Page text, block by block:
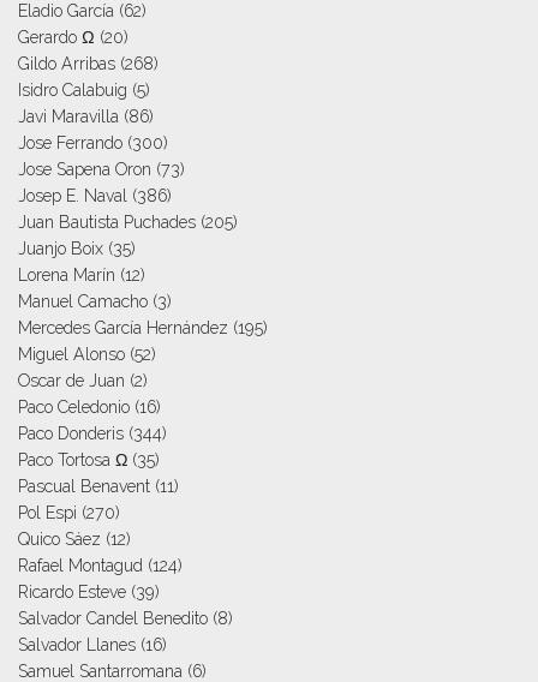
Eladio García (62)
Gerardo Ω (20)
Gildo Arribas (268)
Isidro Calabuig (5)
Javi Maravilla (86)
Jose Ferrando (300)
Jose Sapena Oron (73)
Josep E. Naval
(386)
Juan Bautista Puchades (205)
Juanjo Boix (35)
Lorena Marín (12)
Manuel Camacho (3)
Mercedes García Hernández (195)
Miguel Alonso (52)
Oscar de Juan (2)
Paco Celedonio (16)
Paco Donderis (344)
Paco Tortosa Ω (35)
Pascual Benavent (11)
Pol Espi (270)
Quico Sáez (12)
Rafael Montagud (124)
Ricardo Esteve (39)
Salvador Candel Benedito (8)
Salvador Llanes (16)
Samuel Santarromana (6)